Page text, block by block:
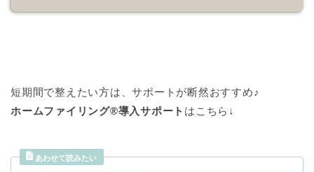
短期間で整えたい方は、サポートが断然おすすめ♪
ホームファイリング®導入サポート はこちら↓